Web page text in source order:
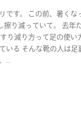
です。 この前、暑く
り減っていて。 去
り減り方って足の使
いる そんな靴の人は
...